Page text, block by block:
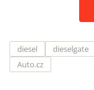
diesel dieselgate
Auto.cz